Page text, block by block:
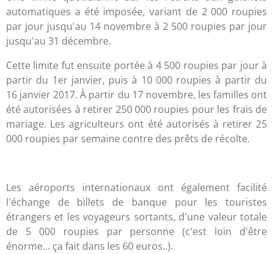
automatiques a été imposée, variant de 2 000 roupies
par jour jusqu'au 14 novembre à 2 500 roupies par jour
jusqu'au 31 décembre.
Cette limite fut ensuite portée à 4 500 roupies par jour à
partir du 1er janvier, puis à 10 000 roupies à partir du
16 janvier 2017. À partir du 17 novembre, les familles ont
été autorisées à retirer 250 000 roupies pour les frais de
mariage. Les agriculteurs ont été autorisés à retirer 25
000 roupies par semaine contre des prêts de récolte.
Les aéroports internationaux ont également facilité
l'échange de billets de banque pour les touristes
étrangers et les voyageurs sortants, d'une valeur totale
de 5 000 roupies par personne (c'est loin d'être
énorme... ça fait dans les 60 euros..).